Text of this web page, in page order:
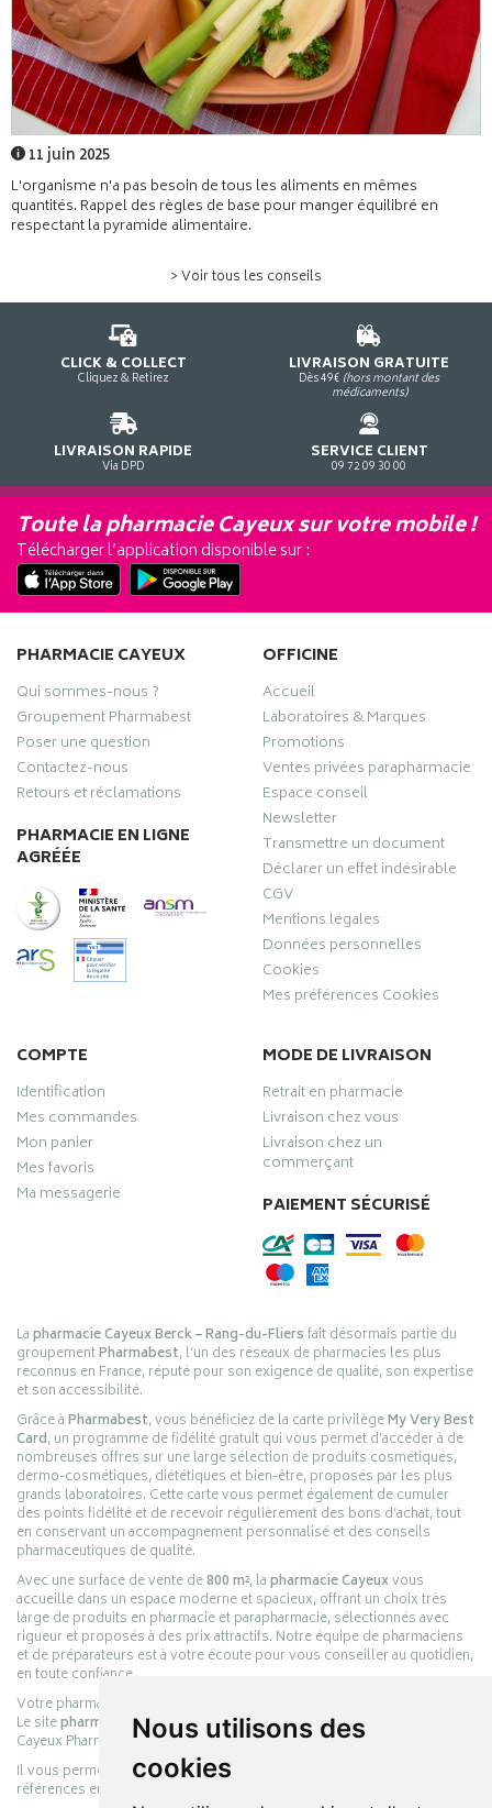
Nous utilisons des
cookies
11 juin 2025
L'organisme n'a pas besoin de tous les aliments en mêmes
quantités. Rappel des règles de base pour manger équilibré en
respectant la pyramide alimentaire.
> Voir tous les conseils
CLICK & COLLECT
Cliquez & Retirez
LIVRAISON GRATUITE
Dès 49€ (hors montant des
médicaments)
LIVRAISON RAPIDE
Via DPD
SERVICE CLIENT
09 72 09 30 00
Toute la pharmacie Cayeux sur votre mobile !
Télécharger l’application disponible sur :
PHARMACIE CAYEUX
Qui sommes-nous ?
Groupement Pharmabest
Poser une question
Contactez-nous
Retours et réclamations
PHARMACIE EN LIGNE
AGRÉÉE
OFFICINE
Accueil
Laboratoires & Marques
Promotions
Ventes privées parapharmacie
Espace conseil
Newsletter
Transmettre un document
Déclarer un effet indésirable
CGV
Mentions légales
Données personnelles
Cookies
Mes préférences Cookies
COMPTE
Identification
Mes commandes
Mon panier
Mes favoris
Ma messagerie
MODE DE LIVRAISON
Retrait en pharmacie
Livraison chez vous
Livraison chez un
commerçant
PAIEMENT SÉCURISÉ
Lapharmacie Cayeux Berck – Rang-du-Fliersfait désormais partie du
groupementPharmabest, l’un des réseaux de pharmacies les plus
reconnus en France, réputé pour son exigence de qualité, son expertise
et son accessibilité.
Grâce àPharmabest, vous bénéficiez de la carte privilègeMy Very Best
Card, un programme de fidélité gratuit qui vous permet d’accéder à de
nombreuses offres sur une large sélection de produits cosmétiques,
dermo-cosmétiques, diététiques et bien-être, proposés par les plus
grands laboratoires. Cette carte vous permet également de cumuler
des points fidélité et de recevoir régulièrement des bons d’achat, tout
en conservant un accompagnement personnalisé et des conseils
pharmaceutiques de qualité.
Avec une surface de vente de800 m², lapharmacie Cayeuxvous
accueille dans un espace moderne et spacieux, offrant un choix très
large de produits en pharmacie et parapharmacie, sélectionnés avec
rigueur et proposés à des prix attractifs. Notre équipe de pharmaciens
et de préparateurs est à votre écoute pour vous conseiller au quotidien,
en toute confiance.
Votre pharmacie en ligne :
Le sitepharmacie-cayeux.frest le prolongement digital de la pharmacie
Cayeux Pharmabest Berck-sur-Mer – Rang-du-Fliers.
Il vous permet de réaliser vos achats en ligne parmi des milliers de
références en :